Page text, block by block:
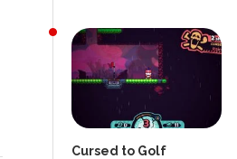
Cursed to Golf